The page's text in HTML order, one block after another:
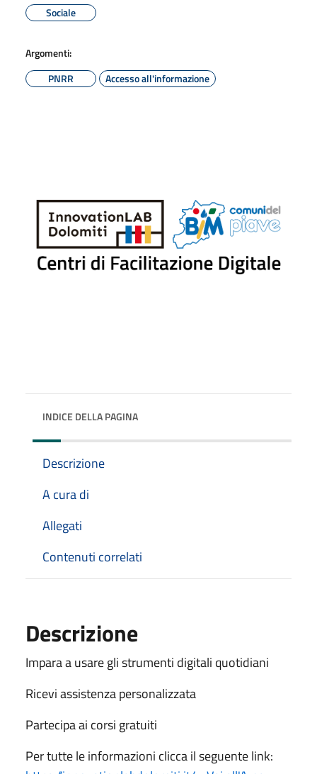
Sociale
Argomenti:
PNRR
Accesso all'informazione
INDICE DELLA PAGINA
Descrizione
A cura di
Allegati
Contenuti correlati
Descrizione
Impara a usare gli strumenti digitali quotidiani
Ricevi assistenza personalizzata
Partecipa ai corsi gratuiti
Per tutte le informazioni clicca il seguente link: